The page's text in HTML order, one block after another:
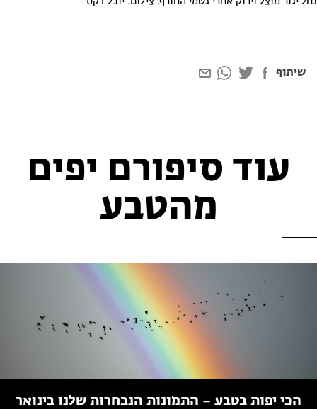
שיתוף
עוד סיפורם יפים
מהטבע
הכי יפות בטבע – התמונות הנבחרות שלנו בינואר